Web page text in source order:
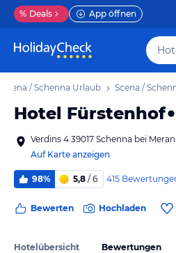
% Deals App öffnen
Scena / Schenna Urlaub Scena /
Hotel Fürstenhof
Verdins 4 39017 Schenna bei
Auf Karte anzeigen
98% 5,8 / 6 415
Bewerten Hochladen
Hotelübersicht Bewertungen